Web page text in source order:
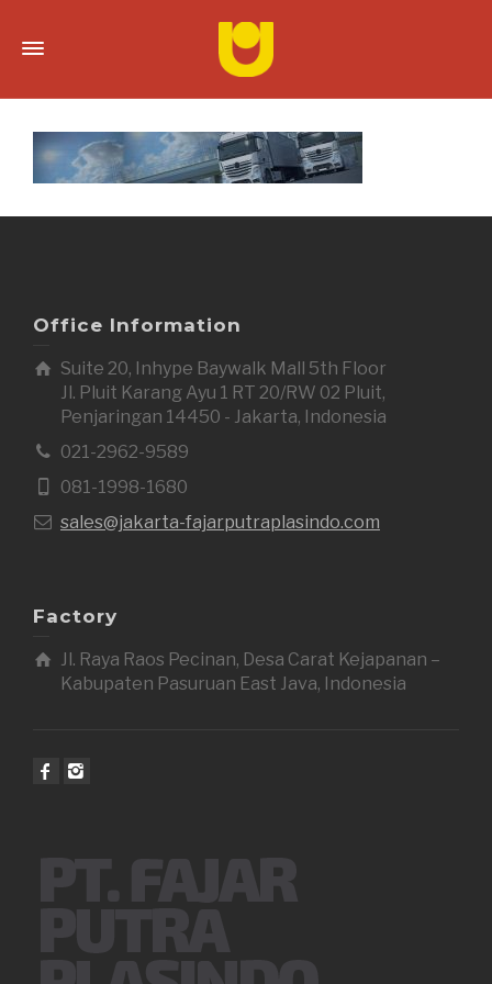
Office Information
Suite 20, Inhype Baywalk Mall 5th Floor
Jl. Pluit Karang Ayu 1 RT 20/RW 02 Pluit,
Penjaringan 14450 - Jakarta, Indonesia
021-2962-9589
081-1998-1680
sales@jakarta-fajarputraplasindo.com
Factory
Jl. Raya Raos Pecinan, Desa Carat Kejapanan –
Kabupaten Pasuruan East Java, Indonesia